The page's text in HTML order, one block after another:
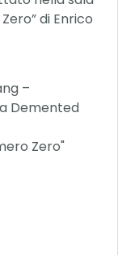
di Enrico
–
Demented
Zero"